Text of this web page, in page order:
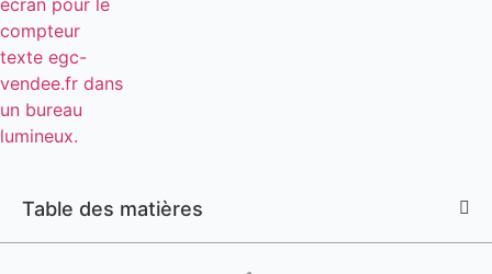
Table des matières